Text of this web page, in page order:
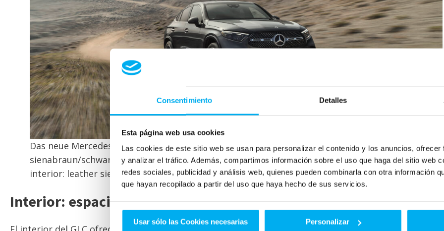
Consentimiento Detalles
Esta página web usa cookies
Las cookies de este sitio web se usan para personalizar el contenido y los anuncios,
y analizar el tráfico. Además, compartimos información sobre el uso que haga del sitio web
redes sociales, publicidad y análisis web, quienes pueden combinarla con otra información
que hayan recopilado a partir del uso que haya hecho de sus servicios.
Usar sólo las Cookies necesarias Personalizar
Das neue Mercedes-Benz GLC Coupé: AMG-Line; Exterieur: Graphitgrau; Interieur: Leder
sienabraun/schwarz The new Mercedes-Benz GLC Coupé: AMG line; exterior: graphite grey;
interior: leather siena brown/black
Interior: espacio y calidad premium